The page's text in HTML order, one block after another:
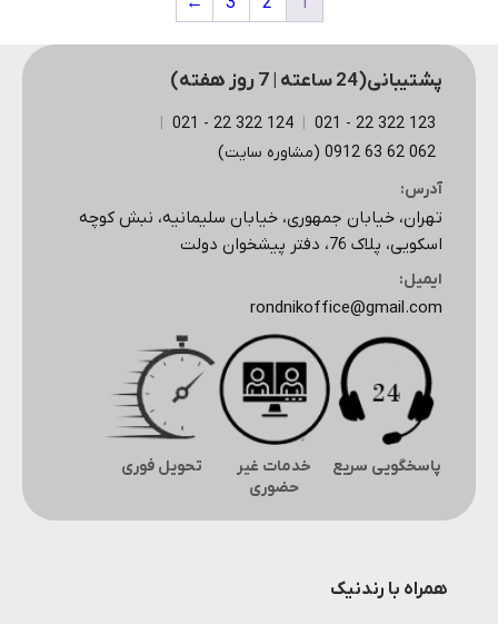
پشتیبانی(24 ساعته | 7 روز هفته)
123 322 22 - 021
|
124 322 22 - 021
|
062 62 63 0912 (مشاوره سایت)
آدرس:
تهران، خیابان جمهوری، خیابان سلیمانیه، نبش کوچه
اسکویی، پلاک 76، دفتر پیشخوان دولت
ایمیل:
rondnikoffice@gmail.com
پاسخگویی سریع
خدمات غیر
حضوری
تحویل فوری
همراه با رندنیک